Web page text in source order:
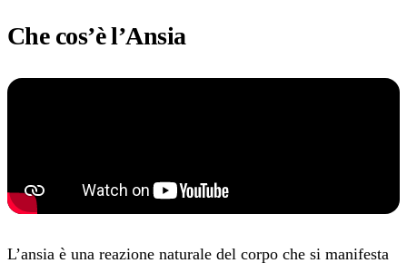
Che cos’è l’Ansia
L’ansia è una reazione naturale del corpo che si manifesta